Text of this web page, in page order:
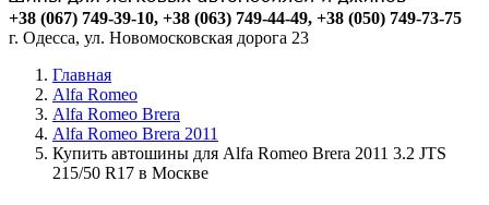
+38 (067) 749-39-10, +38 (063) 749-44-49, +38 (050) 749-73-75
г. Одесса, ул. Новомосковская дорога 23
Главная
Alfa Romeo
Alfa Romeo Brera
Alfa Romeo Brera 2011
Купить автошины для Alfa Romeo Brera 2011 3.2 JTS
215/50 R17 в Москве